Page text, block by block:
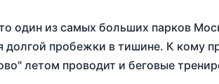
один из самых больших парков
долгой пробежки в тишине. К кому
летом проводит и беговые